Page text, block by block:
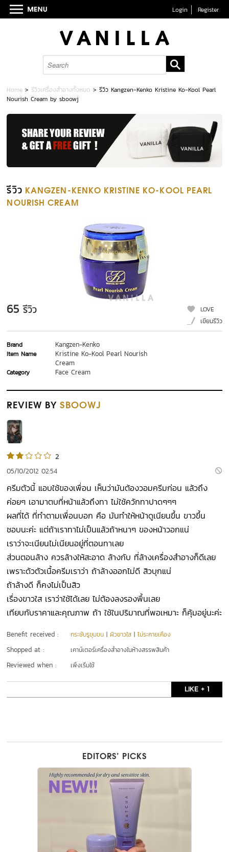
Login Register
Home >รีวิวเครื่องสำอางทั้งหมด >รีวิว Kangzen-Kenko Kristine Ko-Kool Pearl
Nourish Cream by sboowj
รีวิว KANGZEN-KENKO KRISTINE KO-KOOL PEARL
NOURISH CREAM
65 รีวิว
LOVE
เขียนรีวิว
Brand Kangzen-Kenko
Item Name
Kristine Ko-Kool Pearl Nourish
Cream
Category Face Cream
REVIEW BYSBOOWJ
2
05/10/2012 02:54
ครีมตัวนี้ แอบใช้ของเพื่อน เห็นว่ามันต้องวอมครีมก่อน แล้วถึง
ค่อยๆ เอามาตบที่หน้าแล้วถึงทา ไม่ใช้ควักทาปาดๆๆๆ
ผลที่ได้ ที่ทำตามเพื่อนบอก คือ มันทำให้หน้าดูเนียนขึ้น ขาวขึ้น
ชอบนะค่ะ แต่ถ้าเราทาไม่เป็นแล้วถ้าหนาๆ ของหน้าวอกแน่
เราว่าจะเนียนไม่เนียนอยู่ที่ตอนทาเลย
ส่วนตอนล้าง ควรล้างให้สะอาด ล้างกับ ที่ล้างเครื่องสำอางก็ดีเลย
เพราะด้วตัวเนื้อครีมเราว่า ถ้าล้างออกไม่ดี สิวบุกแน่
ถ้าล้างดี ก็คงไม่เป็นสิว
เรื่องขาวใส เราว่าใช้ได้เลย ไม่ต้องลงรองพื้นเลย
เทียบกับราคาและคุณภาพ ถ้า ใช้ในปริมาณที่พอเหมาะ ก็คุ้มอยู่นะค่ะ
Benefit received : กระชับรูขุมขน |ผิวขาวใส |ไม่ระคายเคือง
Shopped at : เคาน์เตอร์เครื่องสำอางในห้างสรรพสินค้า
Reviewed when : เพิ่งเริ่มใช้
LIKE + 1
EDITORS’ PICKS